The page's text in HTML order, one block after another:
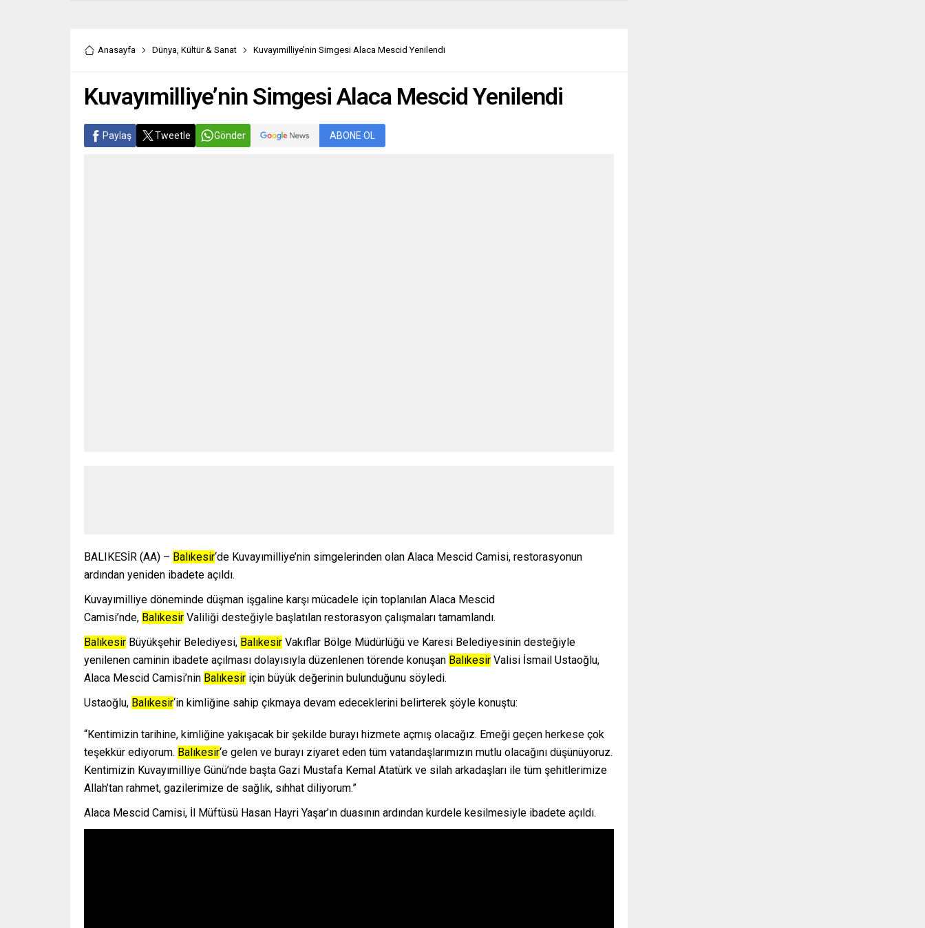
Anasayfa Dünya, Kültür & Sanat Kuvayımilliye’nin Simgesi Alaca Mescid Yenilendi
Kuvayımilliye’nin Simgesi Alaca Mescid Yenilendi
Paylaş Tweetle Gönder ABONE OL
BALIKESİR (AA) – Balıkesir‘de Kuvayımilliye’nin simgelerinden olan Alaca Mescid Camisi, restorasyonun
ardından yeniden ibadete açıldı.
Kuvayımilliye döneminde düşman işgaline karşı mücadele için toplanılan Alaca Mescid
Camisi’nde, Balıkesir Valiliği desteğiyle başlatılan restorasyon çalışmaları tamamlandı.
Balıkesir Büyükşehir Belediyesi, Balıkesir Vakıflar Bölge Müdürlüğü ve Karesi Belediyesinin desteğiyle
yenilenen caminin ibadete açılması dolayısıyla düzenlenen törende konuşan Balıkesir Valisi İsmail Ustaoğlu,
Alaca Mescid Camisi’nin Balıkesir için büyük değerinin bulunduğunu söyledi.
Ustaoğlu, Balıkesir‘in kimliğine sahip çıkmaya devam edeceklerini belirterek şöyle konuştu:
“Kentimizin tarihine, kimliğine yakışacak bir şekilde burayı hizmete açmış olacağız. Emeği geçen herkese çok
teşekkür ediyorum. Balıkesir‘e gelen ve burayı ziyaret eden tüm vatandaşlarımızın mutlu olacağını düşünüyoruz.
Kentimizin Kuvayımilliye Günü’nde başta Gazi Mustafa Kemal Atatürk ve silah arkadaşları ile tüm şehitlerimize
Allah’tan rahmet, gazilerimize de sağlık, sıhhat diliyorum.”
Alaca Mescid Camisi, İl Müftüsü Hasan Hayri Yaşar’ın duasının ardından kurdele kesilmesiyle ibadete açıldı.